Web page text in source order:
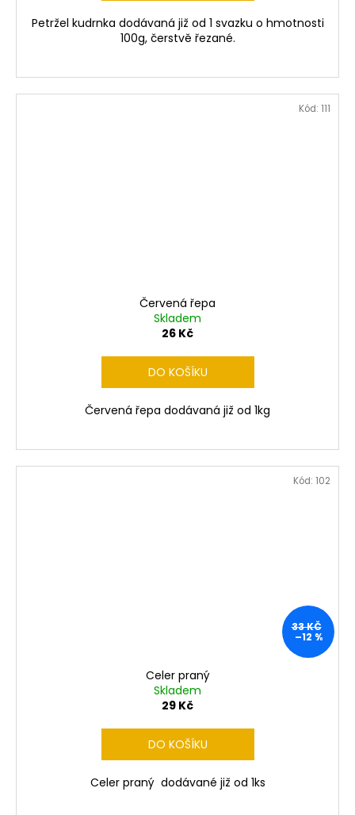
Petržel kudrnka dodávaná již od 1 svazku o hmotnosti
100g, čerstvě řezané.
Červená řepa
Skladem
26 Kč
DO KOŠÍKU
Červená řepa dodávaná již od 1kg
Kód: 111
33 KČ
–12 %
Celer praný
Skladem
29 Kč
DO KOŠÍKU
Celer praný dodávané již od 1ks
Kód: 102